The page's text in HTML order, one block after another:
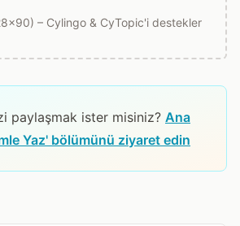
– Cylingo & CyTopic'i destekler
paylaşmak ister misiniz? Ana
Yaz' bölümünü ziyaret edin